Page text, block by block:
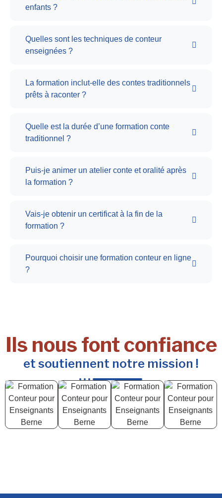
enfants ?
Quelles sont les techniques de conteur
enseignées ?
La formation inclut-elle des contes traditionnels
prêts à raconter ?
Quelle est la durée d’une formation conte
traditionnel ?
Puis-je animer un atelier conte et oralité après
la formation ?
Vais-je obtenir un certificat à la fin de la
formation ?
Pourquoi choisir une formation conteur en ligne
?
Ils nous font confiance
et soutiennent notre mission !